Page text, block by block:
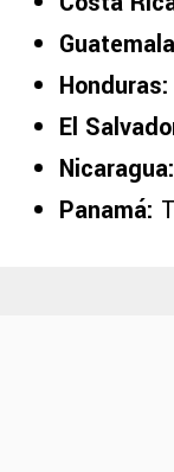
Honduras:
El
Nicaragua:
Panamá: